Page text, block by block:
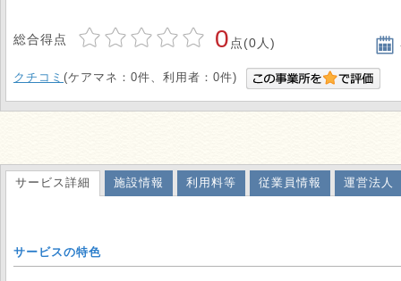
総合得点 0 点(0人)
クチコミ (ケアマネ：0件、利用者：0件)
サービス詳細 施設情報 利用料等 従業員情報 運営法人
サービスの特色